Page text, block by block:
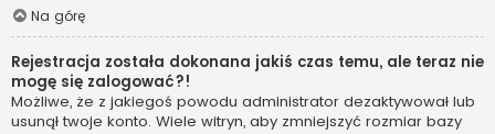
Na górę
Rejestracja została dokonana jakiś czas temu, ale teraz nie
mogę się zalogować?!
Możliwe, że z jakiegoś powodu administrator dezaktywował lub
usunął twoje konto. Wiele witryn, aby zmniejszyć rozmiar bazy